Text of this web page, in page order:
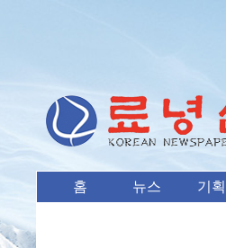
홈 뉴스 기획